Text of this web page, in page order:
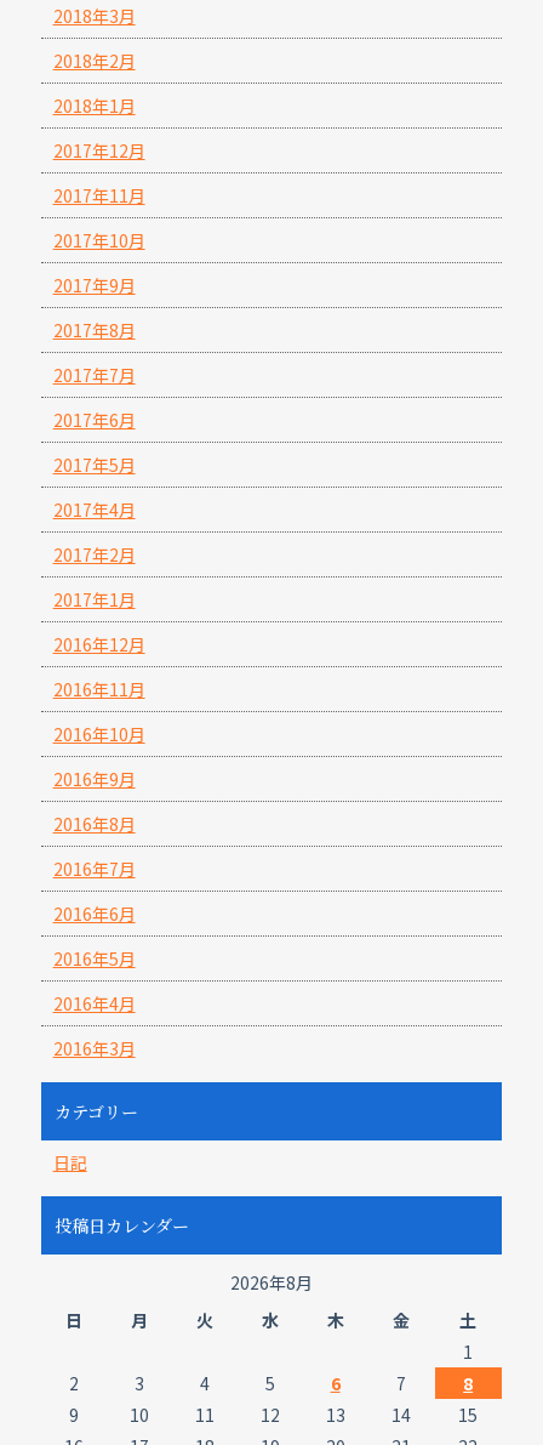
2018年3月
2018年2月
2018年1月
2017年12月
2017年11月
2017年10月
2017年9月
2017年8月
2017年7月
2017年6月
2017年5月
2017年4月
2017年2月
2017年1月
2016年12月
2016年11月
2016年10月
2016年9月
2016年8月
2016年7月
2016年6月
2016年5月
2016年4月
2016年3月
カテゴリー
日記
投稿日カレンダー
2026年8月
日
月 火 水 木 金
土
1
2
3 4 5 6 7
8
9
10 11 12 13 14
15